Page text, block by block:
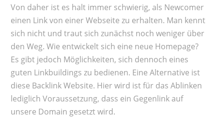
Von daher ist es halt immer schwierig, als Newcomer
einen Link von einer Webseite zu erhalten. Man kennt
sich nicht und traut sich zunächst noch weniger über
den Weg. Wie entwickelt sich eine neue Homepage?
Es gibt jedoch Möglichkeiten, sich dennoch eines
guten Linkbuildings zu bedienen. Eine Alternative ist
diese Backlink Website. Hier wird ist für das Ablinken
lediglich Voraussetzung, dass ein Gegenlink auf
unsere Domain gesetzt wird.